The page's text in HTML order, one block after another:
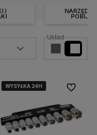
I
Układ
WYSYŁKA 24H
WYSYŁKA 24H
WYSYŁKA 24H Do